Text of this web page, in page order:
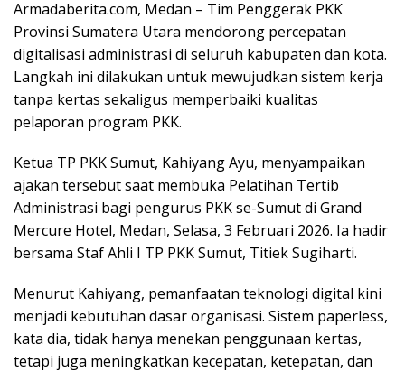
o
o
k
t
e
r
k
e
d
I
n
n
e
h
a
t
s
A
p
p
Armadaberita.com, Medan – Tim Penggerak PKK
Provinsi Sumatera Utara mendorong percepatan
digitalisasi administrasi di seluruh kabupaten dan kota.
Langkah ini dilakukan untuk mewujudkan sistem kerja
tanpa kertas sekaligus memperbaiki kualitas
pelaporan program PKK.
Ketua TP PKK Sumut, Kahiyang Ayu, menyampaikan
ajakan tersebut saat membuka Pelatihan Tertib
Administrasi bagi pengurus PKK se-Sumut di Grand
Mercure Hotel, Medan, Selasa, 3 Februari 2026. Ia hadir
bersama Staf Ahli I TP PKK Sumut, Titiek Sugiharti.
Menurut Kahiyang, pemanfaatan teknologi digital kini
menjadi kebutuhan dasar organisasi. Sistem paperless,
kata dia, tidak hanya menekan penggunaan kertas,
tetapi juga meningkatkan kecepatan, ketepatan, dan